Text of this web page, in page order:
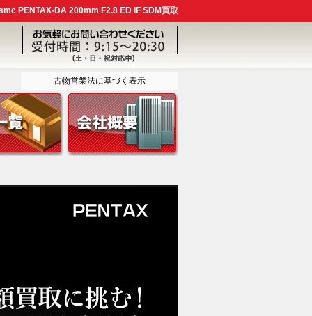
PENTAX-DA 200mm F2.8 ED IF SDM買取
古物営業法に基づく表示